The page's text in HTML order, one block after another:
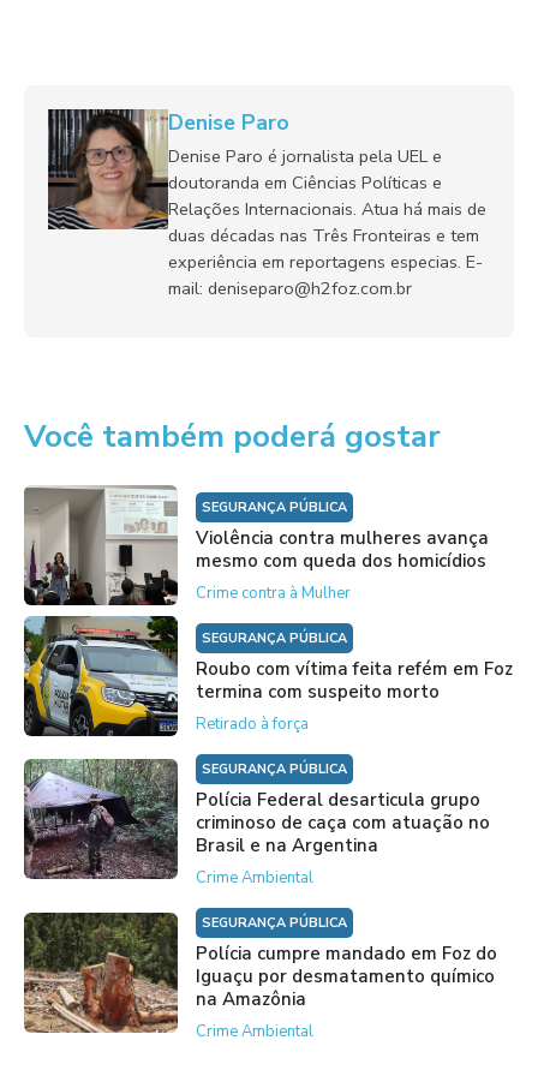
Denise Paro
Denise Paro é jornalista pela UEL e
doutoranda em Ciências Políticas e
Relações Internacionais. Atua há mais de
duas décadas nas Três Fronteiras e tem
experiência em reportagens especias. E-
mail: deniseparo@h2foz.com.br
Você também poderá gostar
SEGURANÇA PÚBLICA
Violência contra mulheres avança
mesmo com queda dos homicídios
Crime contra à Mulher
SEGURANÇA PÚBLICA
Roubo com vítima feita refém em Foz
termina com suspeito morto
Retirado à força
SEGURANÇA PÚBLICA
Polícia Federal desarticula grupo
criminoso de caça com atuação no
Brasil e na Argentina
Crime Ambiental
SEGURANÇA PÚBLICA
Polícia cumpre mandado em Foz do
Iguaçu por desmatamento químico
na Amazônia
Crime Ambiental